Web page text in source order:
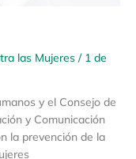
las Mujeres / 1 de
y el Consejo de
y Comunicación
la prevención de la